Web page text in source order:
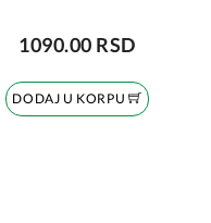
1090.00 RSD
DODAJ U KORPU